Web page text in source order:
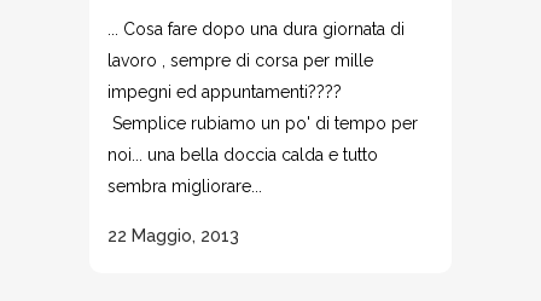
... Cosa fare dopo una dura giornata di
lavoro , sempre di corsa per mille
impegni ed appuntamenti????
Semplice rubiamo un po' di tempo per
noi... una bella doccia calda e tutto
sembra migliorare...
22 Maggio, 2013